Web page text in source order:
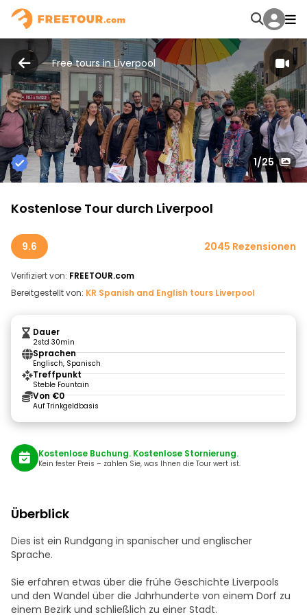
Free tours in Liverpool
1/25
Kostenlose Tour durch Liverpool
9.6 2045 Rezensionen
Verifiziert von: FREETOUR.com
Bereitgestellt von: KR Spanish and English tours Liverpool
Dauer
2std 30min
Sprachen
Englisch, Spanisch
Treffpunkt
Steble Fountain
Von €0
Auf Trinkgeldbasis
Kostenlose Buchung. Kostenlose Stornierung.
Kein fester Preis – zahlen Sie, was Ihnen die Tour wert ist.
Überblick
Dies ist ein Rundgang in spanischer und englischer
Sprache.
Sie erfahren etwas über die frühe Geschichte Liverpools
und den Wandel über die Jahrhunderte von einem Dorf zu
einem Bezirk und schließlich zu einer Stadt.